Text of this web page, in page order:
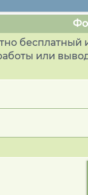
бесплатный
или